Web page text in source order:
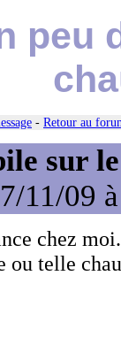
peu
- Retour au
sur
11/09
chez
telle